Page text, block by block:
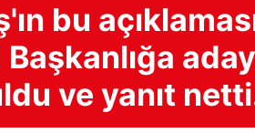
bu
ve yanıt